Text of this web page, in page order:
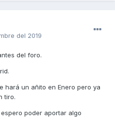
del 2019
del foro.
hará un añito en Enero pero ya
tiro.
poder aportar algo